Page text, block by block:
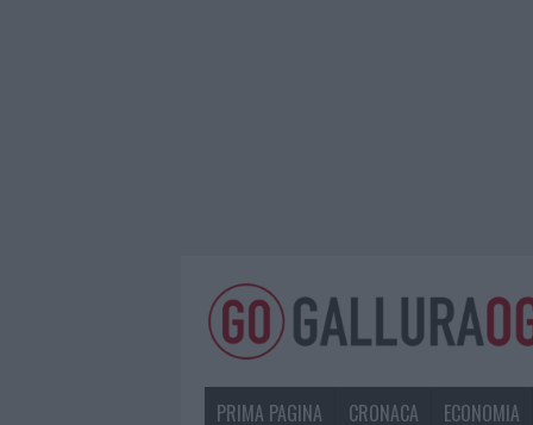
PRIMA PAGINA CRONACA ECONOMIA